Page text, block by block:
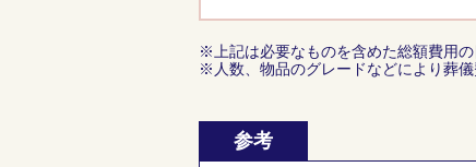
※上記は必要なものを含めた総額費用
※人数、物品のグレードなどにより葬
参考